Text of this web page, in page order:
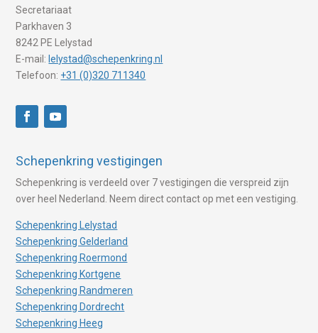
Secretariaat
Parkhaven 3
8242 PE Lelystad
E-mail: lelystad@schepenkring.nl
Telefoon: +31 (0)320 711340
Schepenkring vestigingen
Schepenkring is verdeeld over 7 vestigingen die verspreid zijn
over heel Nederland. Neem direct contact op met een vestiging.
Schepenkring Lelystad
Schepenkring Gelderland
Schepenkring Roermond
Schepenkring Kortgene
Schepenkring Randmeren
Schepenkring Dordrecht
Schepenkring Heeg